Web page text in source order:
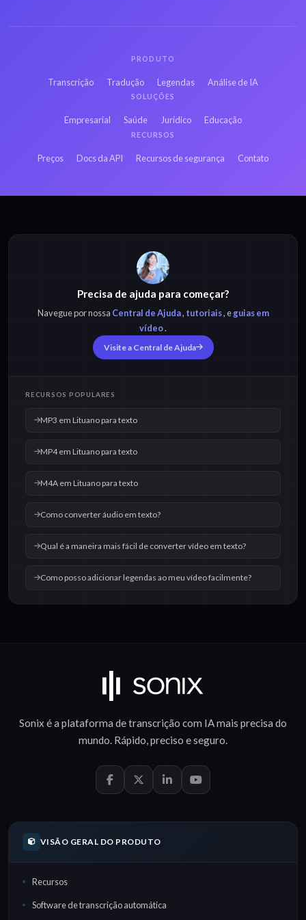
texto
texto
MPE em Japonês para
M4A em Lituano para
OPUS em Lituano para
OGG em Lituano para
WAV em Lituano para
texto
PRODUTO
Transcrição Tradução Legendas Análise de IA
SOLUÇÕES
Empresarial Saúde Jurídico Educação
RECURSOS
Preços Docs da API Recursos de segurança Contato
Precisa de ajuda para começar?
Navegue por nossa Central de Ajuda, tutoriais, eguias em
vídeo.
Visite a Central de Ajuda
RECURSOS POPULARES
MP3 em Lituano para texto
MP4 em Lituano para texto
M4A em Lituano para texto
Como converter áudio em texto?
Qual é a maneira mais fácil de converter vídeo em texto?
Como posso adicionar legendas ao meu vídeo facilmente?
Sonix é a plataforma detranscrição com IAmais precisa do
mundo. Rápido,preciso eseguro.
VISÃO GERAL DO PRODUTO
Recursos
Software de transcrição automática